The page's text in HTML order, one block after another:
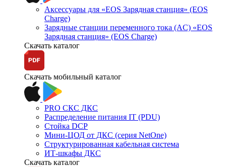
Аксессуары для «EOS Зарядная станция» (EOS
Charge)
Зарядные станции переменного тока (AC) «EOS
Зарядная станция» (EOS Charge)
Скачать каталог
Скачать мобильный каталог
PRO СКС ДКС
Распределение питания IT (PDU)
Стойка DCP
Мини-ЦОД от ДКС (серия NetOne)
Структурированная кабельная система
ИТ-шкафы ДКС
Скачать каталог